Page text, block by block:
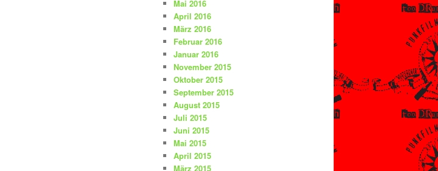
Mai 2016
April 2016
März 2016
Februar 2016
Januar 2016
November 2015
Oktober 2015
September 2015
August 2015
Juli 2015
Juni 2015
Mai 2015
April 2015
März 2015